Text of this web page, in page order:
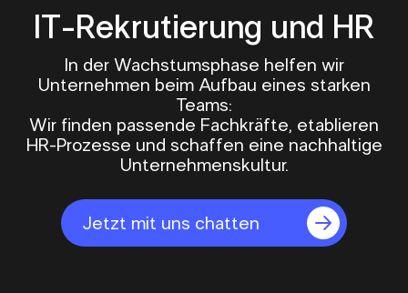
IT-Rekrutierung und HR
In der Wachstumsphase helfen wir
Unternehmen beim Aufbau eines starken
Teams:
Wir finden passende Fachkräfte, etablieren
HR-Prozesse und schaffen eine nachhaltige
Unternehmenskultur.
Jetzt mit uns chatten